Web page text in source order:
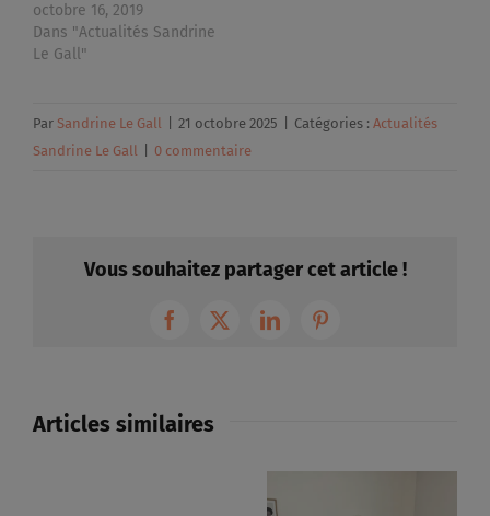
octobre 16, 2019
Dans "Actualités Sandrine
Le Gall"
Par Sandrine Le Gall 21 octobre 2025 Catégories : Actualités
Sandrine Le Gall
0 commentaire
Vous souhaitez partager cet article !
Facebook
X LinkedInPinterest
Articles similaires